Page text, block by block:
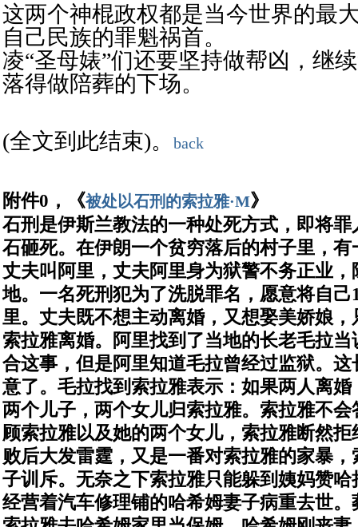
这两个神棍政权都是当今世界的最
自己民族的罪魁祸首。
凌“圣母婊”们还要坚持做帮凶，继
落得做陪葬的下场。
(全文到此结束)。 back
附件0 ，《被处以石刑的索拉雅·M》
石刑是伊斯兰教法的一种处死方式，即将
石砸死。 在伊朗一个贫穷落后的村子里，
丈夫叫阿里，丈夫阿里身为狱警不务正业
地。一名死刑犯为了洗脱罪名，愿意将自己
里。丈夫既不想主动离婚，又想娶美娇娘
索拉雅离婚。
阿里找到了当地的长老毛拉
合这事，但是阿里知道毛拉曾经过监狱。
意了。毛拉找到索拉雅表示：如果两人离
两个儿子，两个女儿归索拉雅。索拉雅不
顾索拉雅以及她的两个女儿，索拉雅断然拒
败后大发雷霆，又是一番对索拉雅的家暴
子训斥。无奈之下索拉雅只能躲到姨妈赞哈
经营着汽车修理铺的哈希姆妻子病重去世